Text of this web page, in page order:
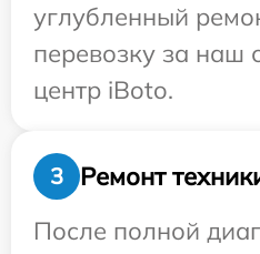
углубленный
перевозку за наш
центр iBoto.
3
Ремонт
После полной